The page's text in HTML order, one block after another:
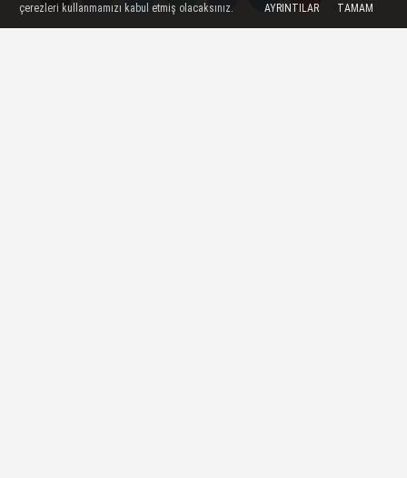
Yorumlar
Akçay, Alaşehir'de esnaf
Yorumlar
çerezleri kullanmamızı kabul etmiş olacaksınız.
AYRINTILAR TAMAM